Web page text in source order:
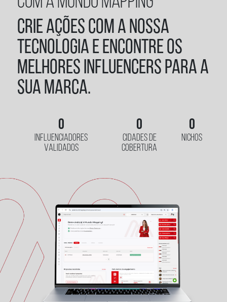
Crie ações com a nossa
tecnologia e encontre os
melhores influencers para a
sua marca.
0
INFLUENCIADORES
VALIDADOS
0
CIDADES DE
COBERTURA
0
NICHOS